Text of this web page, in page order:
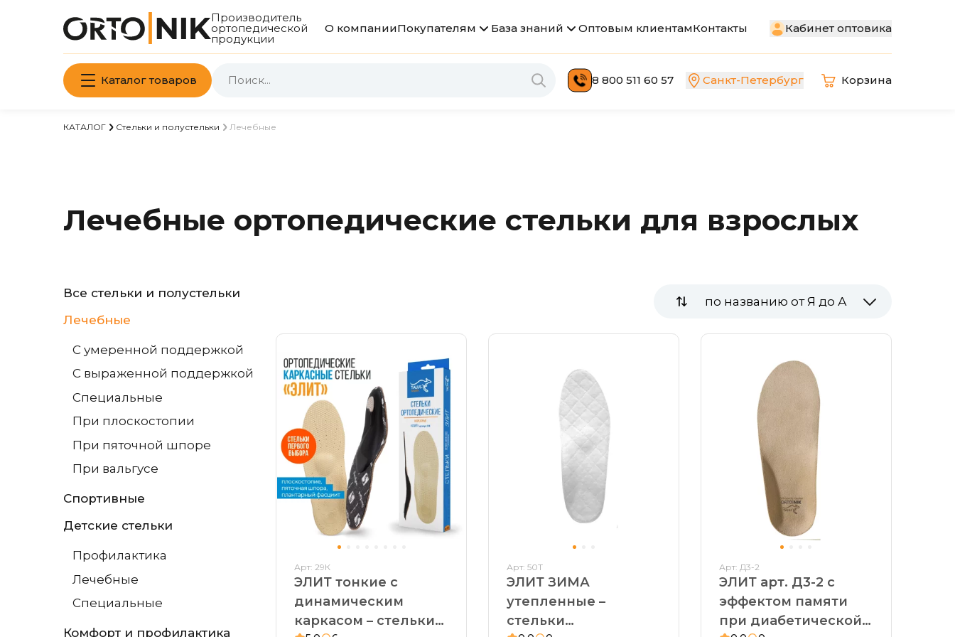
Производитель
ортопедической
продукции
О компанииПокупателям База знаний Оптовым клиентамКонтакты Кабинет оптовика
Каталог товаров 8 800 511 60 57 Санкт-Петербург Корзина
КАТАЛОГ Стельки и полустельки Лечебные
Лечебные ортопедические стельки для взрослых
Все стельки и полустельки
Лечебные
С умеренной поддержкой
С выраженной поддержкой
Специальные
При плоскостопии
При пяточной шпоре
При вальгусе
Спортивные
Детские стельки
Профилактика
Лечебные
Специальные
Комфорт и профилактика
по названию от Я до А
Арт: 29К
ЭЛИТ тонкие с
динамическим
каркасом – стельки
Арт: 50Т
ЭЛИТ ЗИМА
утепленные –
стельки
Арт: Д3-2
ЭЛИТ арт. Д3-2 с
эффектом памяти
при диабетической